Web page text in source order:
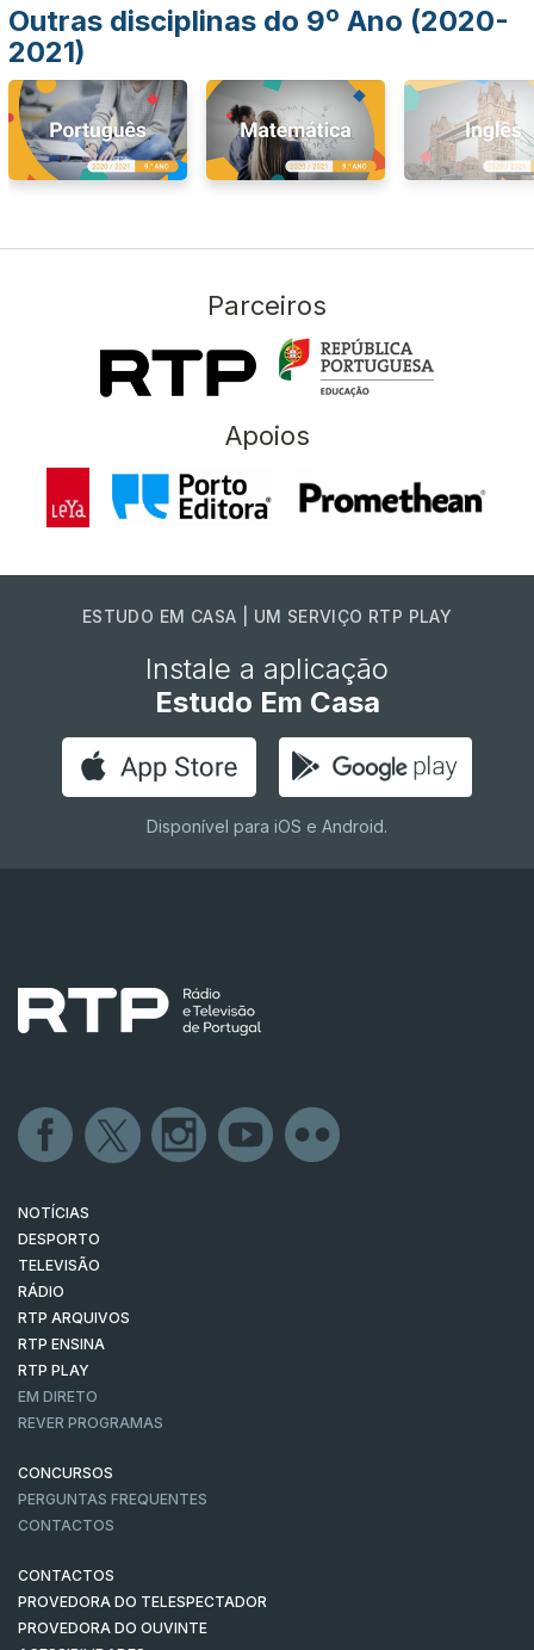
Outras disciplinas do 9º Ano (2020-
2021)
Parceiros
Apoios
ESTUDO EM CASA | UM SERVIÇO RTP PLAY
Instale a aplicação
Estudo Em Casa
Disponível para iOS e Android.
NOTÍCIAS
DESPORTO
TELEVISÃO
RÁDIO
RTP ARQUIVOS
RTP ENSINA
RTP PLAY
EM DIRETO
REVER PROGRAMAS
CONCURSOS
PERGUNTAS FREQUENTES
CONTACTOS
CONTACTOS
PROVEDORA DO TELESPECTADOR
PROVEDORA DO OUVINTE